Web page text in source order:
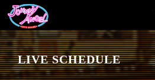
LIVE SCHEDULE